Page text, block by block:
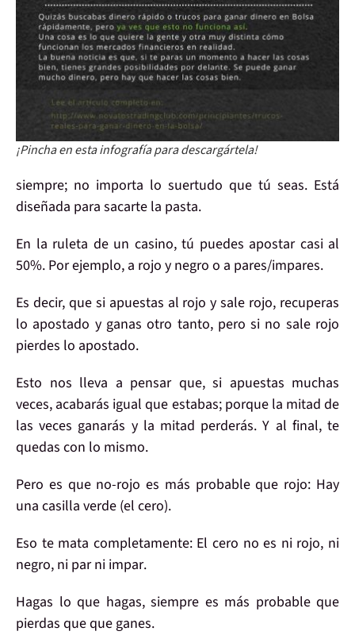
¡Pincha en esta infografía para descargártela!
siempre; no importa lo suertudo que tú seas. Está
diseñada para sacarte la pasta.
En la ruleta de un casino, tú puedes apostar casi al
50%. Por ejemplo, a rojo y negro o a pares/impares.
Es decir, que si apuestas al rojo y sale rojo, recuperas
lo apostado y ganas otro tanto, pero si no sale rojo
pierdes lo apostado.
Esto nos lleva a pensarque, si apuestas muchas
veces, acabarás igual que estabas; porque la mitad de
las veces ganarás y la mitad perderás. Y al final, te
quedas con lo mismo.
Pero es que no-rojo es más probable que rojo: Hay
una casilla verde (el cero).
Eso te mata completamente: El cero no es ni rojo, ni
negro, ni par ni impar.
Hagas lo que hagas, siempre es más probable que
pierdas que que ganes.